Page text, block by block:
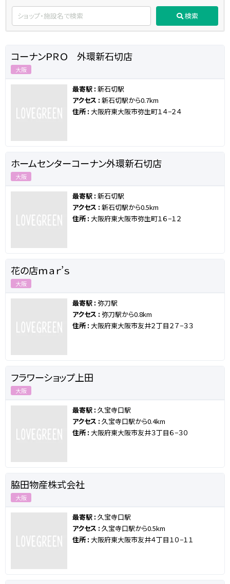
検索
コーナンＰＲＯ 外環新石切店
大阪
最寄駅 : 新石切駅
アクセス : 新石切駅から0.7km
住所 : 大阪府東大阪市弥生町１４−２４
ホームセンターコーナン外環新石切店
大阪
最寄駅 : 新石切駅
アクセス : 新石切駅から0.5km
住所 : 大阪府東大阪市弥生町１６−１２
花の店ｍａｒ’ｓ
大阪
最寄駅 : 弥刀駅
アクセス : 弥刀駅から0.8km
住所 : 大阪府東大阪市友井２丁目２７−３３
フラワーショップ上田
大阪
最寄駅 : 久宝寺口駅
アクセス : 久宝寺口駅から0.4km
住所 : 大阪府東大阪市友井３丁目６−３０
脇田物産株式会社
大阪
最寄駅 : 久宝寺口駅
アクセス : 久宝寺口駅から0.5km
住所 : 大阪府東大阪市友井４丁目１０−１１